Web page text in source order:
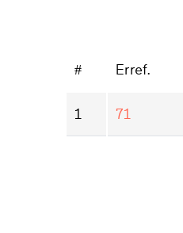
# Erref.
1 71